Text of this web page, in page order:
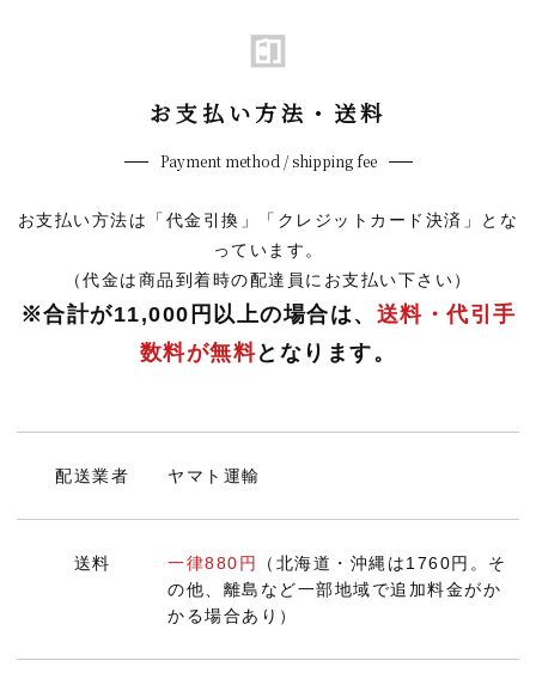
お支払い方法・送料
Payment method / shipping fee
お支払い方法は「代金引換」「クレジットカード決済」とな
っています。
（代金は商品到着時の配達員にお支払い下さい）
※合計が11,000円以上の場合は、 送料・代引手
数料が無料となります。
配送業者 ヤマト運輸
送料 一律880円
（北海道・沖縄は1760円。そ
の他、離島など一部地域で追加料金がか
かる場合あり）